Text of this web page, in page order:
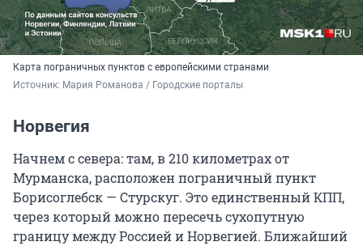
Карта пограничных пунктов с европейскими странами
Источник: Мария Романова / Городские порталы
Норвегия
Начнем с севера: там, в 210 километрах от
Мурманска, расположен пограничный пункт
Борисоглебск — Стурскуг. Это единственный КПП,
через который можно пересечь сухопутную
границу между Россией и Норвегией. Ближайший